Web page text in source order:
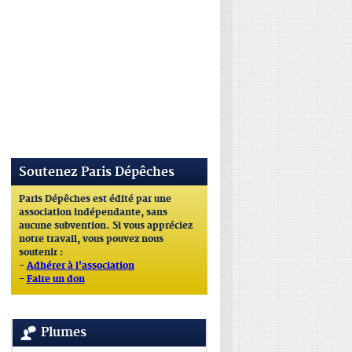
Soutenez Paris Dépêches
Paris Dépêches est édité par une
association indépendante, sans
aucune subvention. Si vous appréciez
notre travail, vous pouvez nous
soutenir :
- Adhérer à l'association
- Faire un don
Plumes